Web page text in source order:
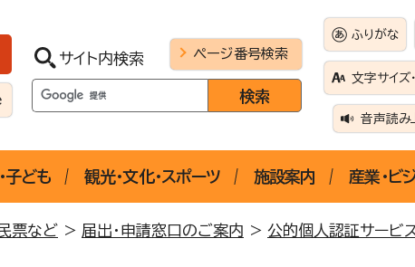
サイト内検索 ページ番号検索
ふりがな
文字サイズ
音声読み
子ども 観光・文化・スポーツ 施設案内 産業・ビ
票など > 届出・申請窓口のご案内 > 公的個人認証サービス